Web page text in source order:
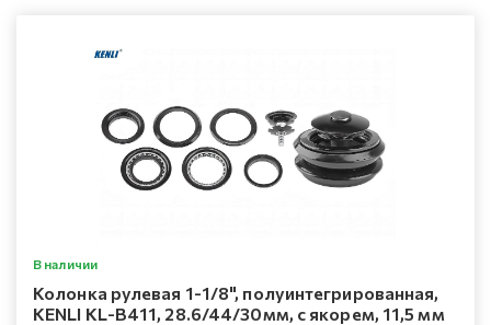
В наличии
Колонка рулевая 1-1/8", полуинтегрированная,
KENLI KL-B411, 28.6/44/30мм, с якорем, 11,5 мм